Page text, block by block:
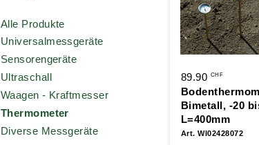
Alle Produkte
Universalmessgeräte
Sensorengeräte
Ultraschall
Waagen - Kraftmesser
Thermometer
Diverse Messgeräte
89.90 CHF
Bimetall, -20
L=400mm
Art. WI02428072